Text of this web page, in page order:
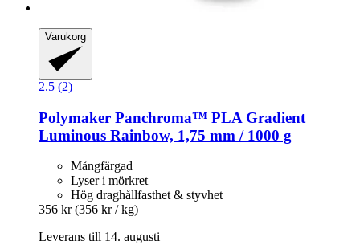
Varukorg
2.5 (2)
Polymaker Panchroma™ PLA Gradient
Luminous Rainbow, 1,75 mm / 1000 g
Mångfärgad
Lyser i mörkret
Hög draghållfasthet & styvhet
356 kr (356 kr / kg)
Leverans till 14. augusti